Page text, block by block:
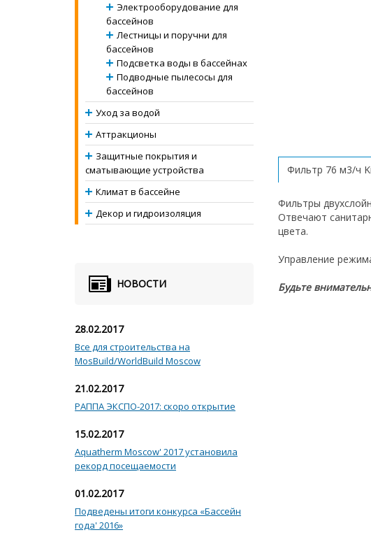
Фильтр 76 м3/ч
Фильтры
Отвечают
цвета.
Управление
Будьте
Электрооборудование для
бассейнов
Лестницы и поручни для
бассейнов
Подсветка воды в бассейнах
Подводные пылесосы для
бассейнов
Уход за водой
Аттракционы
Защитные покрытия и
сматывающие устройства
Климат в бассейне
Декор и гидроизоляция
НОВОСТИ
28.02.2017
Все для строительства на
MosBuild/WorldBuild Moscow
21.02.2017
РАППА ЭКСПО-2017: скоро открытие
15.02.2017
Aquatherm Moscow' 2017 установила
рекорд посещаемости
01.02.2017
Подведены итоги конкурса «Бассейн
года' 2016»